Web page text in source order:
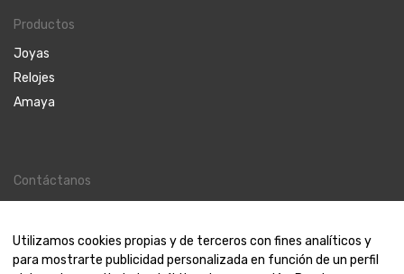
Productos
Joyas
Relojes
Amaya
Contáctanos
Nosotros
Utilizamos cookies propias y de terceros con fines analíticos y
para mostrarte publicidad personalizada en función de un perfil